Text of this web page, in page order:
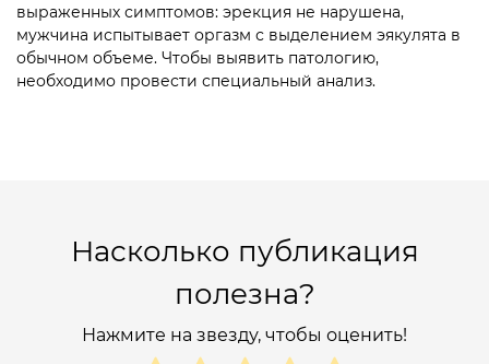
выраженных симптомов: эрекция не нарушена,
мужчина испытывает оргазм с выделением эякулята в
обычном объеме. Чтобы выявить патологию,
необходимо провести специальный анализ.
Насколько публикация
полезна?
Нажмите на звезду, чтобы оценить!